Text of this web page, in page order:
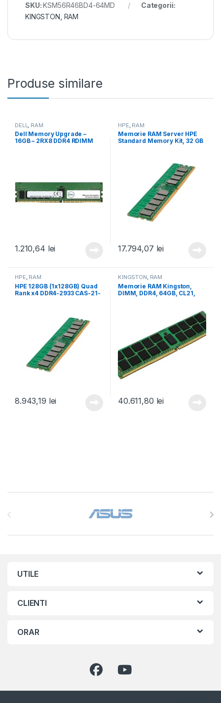
SKU:KSM56R46BD4-64MD
Categorii:
KINGSTON RAM
Produse similare
DELL RAM
Dell Memory Upgrade –
16GB – 2RX8 DDR4 RDIMM
1.210,64 lei
HPE RAM
Memorie RAM Server HPE
Standard Memory Kit, 32 GB
17.794,07 lei
HPE, RAM
HPE 128GB (1x128GB) Quad
Rank x4 DDR4-2933 CAS-21-
8.943,19 lei
KINGSTON, RAM
Memorie RAM Kingston,
DIMM, DDR4, 64GB, CL21,
40.611,80 lei
UTILE
CLIENTI
ORAR